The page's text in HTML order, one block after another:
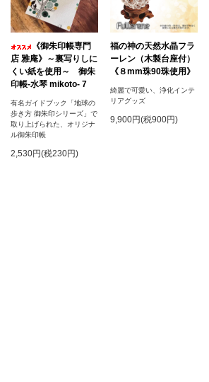
《御朱印帳専門
店 雅庵》～裏写りしに
くい紙を使用～ 御朱
印帳-水琴 mikoto- 7
有名ガイドブック「地球の
歩き方 御朱印シリーズ」で
取り上げられた、オリジナ
ル御朱印帳
2,530円(税230円)
福の神の天然水晶フラ
ーレン（木製台座付）
《８mm珠90珠使用》
綺麗で可愛い、浄化インテ
リアグッズ
9,900円(税900円)